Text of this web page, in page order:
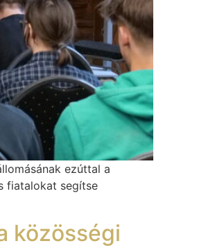
ezúttal a
fiatalokat segítse
közösségi